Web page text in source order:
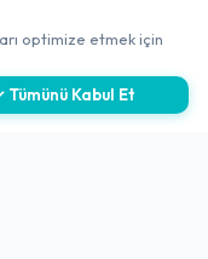
optimize etmek için
Tümünü Kabul Et
✖